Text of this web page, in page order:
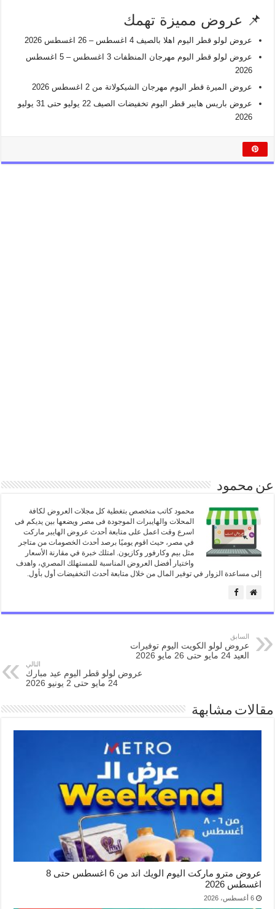
📌 عروض مميزة تهمك
عروض لولو قطر اليوم اهلا بالصيف 4 اغسطس – 26 اغسطس 2026
عروض لولو قطر اليوم مهرجان المنظفات 3 اغسطس – 5 اغسطس
2026
عروض الميرة قطر اليوم مهرجان الشيكولاتة من 2 اغسطس 2026
عروض باريس هايبر قطر اليوم تخفيضات الصيف 22 يوليو حتى 31 يوليو
2026
عن محمود
محمود كاتب متخصص بتغطية كل مجلات العروض لكافة
المحلات والهايبرات الموجودة فى مصر ويضعها بين يديكم فى
اسرع وقت اعمل على متابعة أحدث عروض الهايبر ماركت
في مصر، حيث اقوم يوميًا برصد أحدث الخصومات من متاجر
مثل بيم وكارفور وكازيون. امتلك خبرة في مقارنة الأسعار
واختيار أفضل العروض المناسبة للمستهلك المصري، واهدف
إلى مساعدة الزوار في توفير المال من خلال متابعة أحدث التخفيضات أول بأول.
السابق
عروض لولو الكويت اليوم توفيرات
العيد 24 مايو حتى 26 مايو 2026
التالي
عروض لولو قطر اليوم عيد مبارك
24 مايو حتى 2 يونيو 2026
مقالات مشابهة
عروض مترو ماركت اليوم الويك اند من 6 اغسطس حتى 8
اغسطس 2026
6 أغسطس، 2026